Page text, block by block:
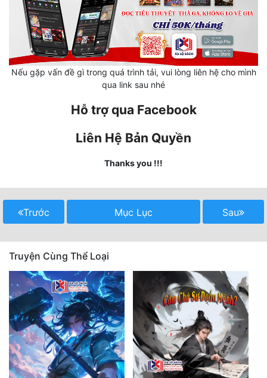
Làm Giàu
Nữ Phụ
Phong Thủy - Tâm Linh
Phương Tây
Phản Phái
Quan Trường
Quân Sự
Nếu gặp vấn đề gì trong quá trình tải, vui lòng liên hệ cho mình
qua link sau nhé
Hỗ trợ qua Facebook
Liên Hệ Bản Quyền
Thanks you !!!
Trước Mục Lục Sau
Truyện Cùng Thể Loại